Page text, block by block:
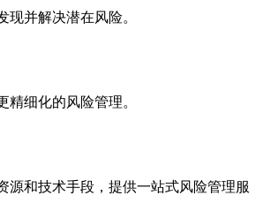
并解决潜在风险。
细化的风险管理。
和技术手段，提供一站式风险管理服